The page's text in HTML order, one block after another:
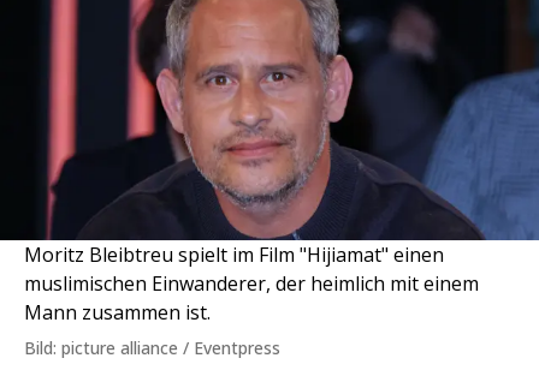
Moritz Bleibtreu spielt im Film "Hijiamat" einen
muslimischen Einwanderer, der heimlich mit einem
Mann zusammen ist.
Bild: picture alliance / Eventpress